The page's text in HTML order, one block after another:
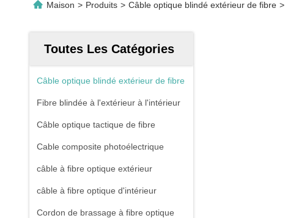
Maison > Produits > Câble optique blindé extérieur de fibre >
Toutes Les Catégories
Câble optique blindé extérieur de fibre
Fibre blindée à l'extérieur à l'intérieur
Câble optique tactique de fibre
Cable composite photoélectrique
câble à fibre optique extérieur
câble à fibre optique d'intérieur
Cordon de brassage à fibre optique